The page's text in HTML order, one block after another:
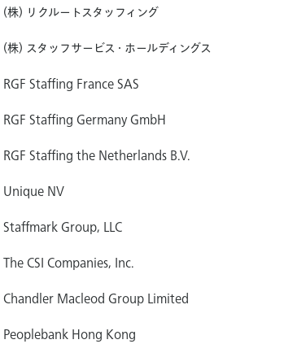
(株) リクルートスタッフィング
(株) スタッフサービス・ホールディングス
RGF Staffing France SAS
RGF Staffing Germany GmbH
RGF Staffing the Netherlands B.V.
Unique NV
Staffmark Group, LLC
The CSI Companies, Inc.
Chandler Macleod Group Limited
Peoplebank Hong Kong